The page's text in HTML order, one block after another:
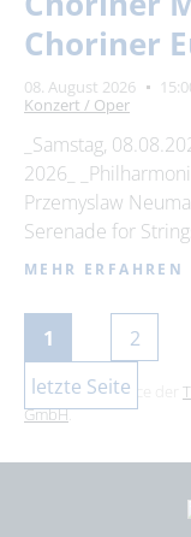
Choriner
08. August 2026
Konzert / Oper
_Samstag,
2026_
Przemyslaw
Serenade for
MEHR ERFAHREN
1 2
letzte Seite
Dies ist ein Service der
GmbH.